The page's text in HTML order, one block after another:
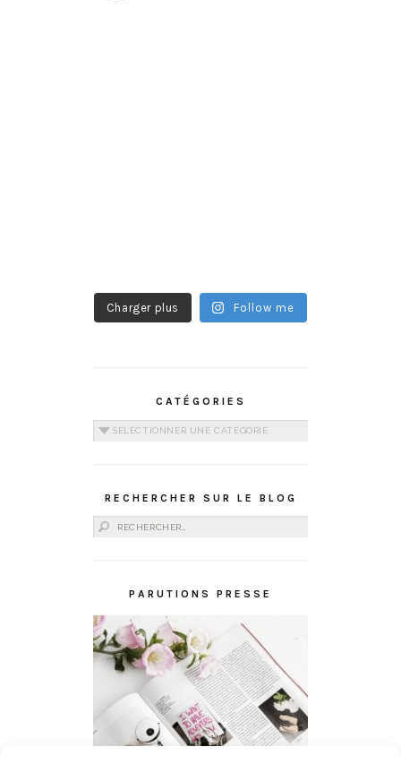
Charger plus Follow me
CATÉGORIES
Catégories
RECHERCHER SUR LE BLOG
Rechercher :
PARUTIONS PRESSE